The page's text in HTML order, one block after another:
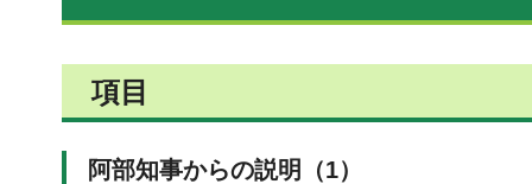
項目
阿部知事からの説明（1）